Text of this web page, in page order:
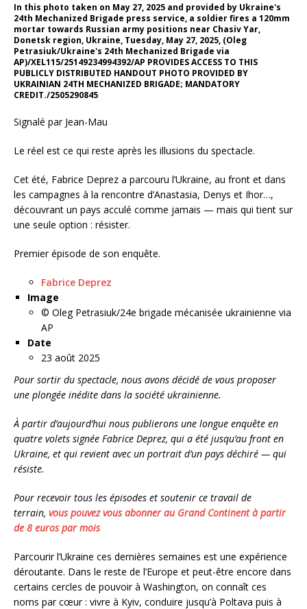
In this photo taken on May 27, 2025 and provided by Ukraine's
24th Mechanized Brigade press service, a soldier fires a 120mm
mortar towards Russian army positions near Chasiv Yar,
Donetsk region, Ukraine, Tuesday, May 27, 2025, (Oleg
Petrasiuk/Ukraine's 24th Mechanized Brigade via
AP)/XEL115/25149234994392/AP PROVIDES ACCESS TO THIS
PUBLICLY DISTRIBUTED HANDOUT PHOTO PROVIDED BY
UKRAINIAN 24TH MECHANIZED BRIGADE; MANDATORY
CREDIT./2505290845
Signalé par Jean-Mau
Le réel est ce qui reste après les illusions du spectacle.
Cet été, Fabrice Deprez a parcouru l’Ukraine, au front et dans
les campagnes à la rencontre d’Anastasia, Denys et Ihor…,
découvrant un pays acculé comme jamais — mais qui tient sur
une seule option : résister.
Premier épisode de son enquête.
Fabrice Deprez
Image
© Oleg Petrasiuk/24e brigade mécanisée ukrainienne via
AP
Date
23 août 2025
Pour sortir du spectacle, nous avons décidé de vous proposer
une plongée inédite dans la société ukrainienne.
À partir d’aujourd’hui nous publierons une longue enquête en
quatre volets signée Fabrice Deprez, qui a été jusqu’au front en
Ukraine, et qui revient avec un portrait d’un pays déchiré — qui
résiste.
Pour recevoir tous les épisodes et soutenir ce travail de
terrain, vous pouvez vous abonner au Grand Continent à partir
de 8 euros par mois
Parcourir l’Ukraine ces dernières semaines est une expérience
déroutante. Dans le reste de l’Europe et peut-être encore dans
certains cercles de pouvoir à Washington, on connaît ces
noms par cœur : vivre à Kyiv, conduire jusqu’à Poltava puis à